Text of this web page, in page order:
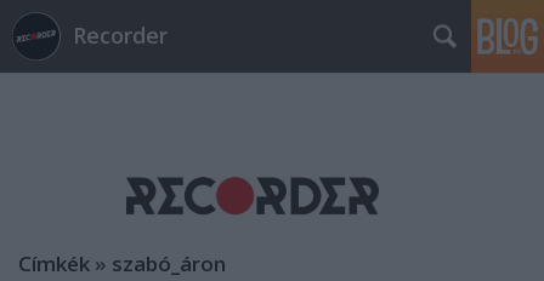
Recorder
Címkék » szabó_áron